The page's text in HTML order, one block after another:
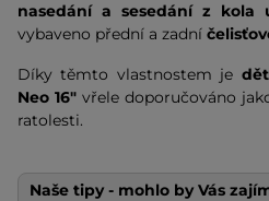
nasedání a sesedání z kola
vybaveno přední a zadní
Díky těmto vlastnostem je
Neo 16"vřele doporučováno
ratolesti.
Naše tipy - mohlo by Vás